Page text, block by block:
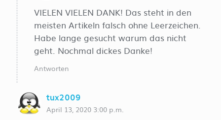
VIELEN VIELEN DANK! Das steht in den
meisten Artikeln falsch ohne Leerzeichen.
Habe lange gesucht warum das nicht
geht. Nochmal dickes Danke!
Antworten
tux2009
April 13, 2020 3:00 p.m.